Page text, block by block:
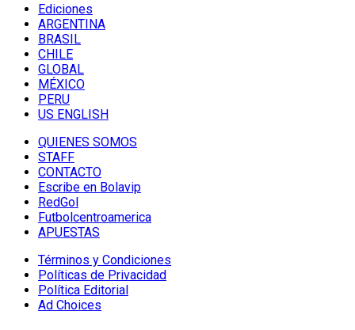
Ediciones
ARGENTINA
BRASIL
CHILE
GLOBAL
MÉXICO
PERU
US ENGLISH
QUIENES SOMOS
STAFF
CONTACTO
Escribe en Bolavip
RedGol
Futbolcentroamerica
APUESTAS
Términos y Condiciones
Políticas de Privacidad
Política Editorial
Ad Choices